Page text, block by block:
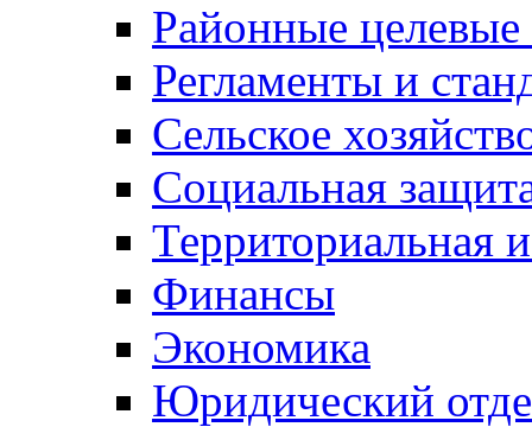
Районные
Регламенты и
Сельское
Социальная
Территориальная
Финансы
Экономика
Юридический